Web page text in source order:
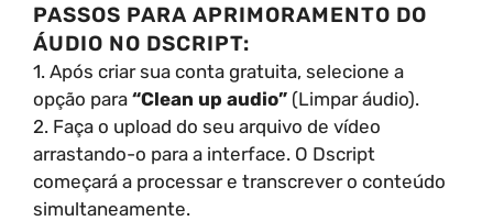
PASSOS PARA APRIMORAMENTO DO
ÁUDIO NO DSCRIPT:
1. Após criar sua conta gratuita, selecione a
opção para “Clean up audio” (Limpar áudio).
2. Faça o upload do seu arquivo de vídeo
arrastando-o para a interface. O Dscript
começará a processar e transcrever o conteúdo
simultaneamente.